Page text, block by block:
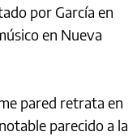
por García en
en Nueva
pared retrata en
parecido a la